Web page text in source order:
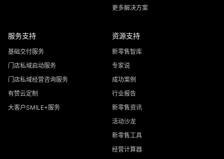
更多解决方案
服务支持
基础交付服务
门店私域启动服务
门店私域经营咨询服务
有赞云定制
大客户SMILE+服务
资源支持
新零售智库
专家说
成功案例
行业报告
新零售资讯
活动沙龙
新零售工具
经营计算器